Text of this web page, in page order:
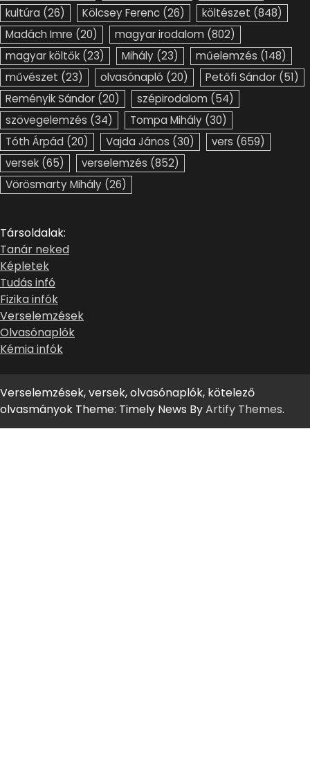
kultúra (26) Kölcsey Ferenc (26) költészet (848)
Madách Imre (20) magyar irodalom (802)
magyar költők (23) Mihály (23) műelemzés (148)
művészet (23) olvasónapló (20) Petőfi Sándor (51)
Reményik Sándor (20) szépirodalom (54)
szövegelemzés (34) Tompa Mihály (30)
Tóth Árpád (20) Vajda János (30) vers (659)
versek (65) verselemzés (852)
Vörösmarty Mihály (26)
Társoldalak:
Tanár neked
Képletek
Tudás infó
Fizika infók
Verselemzések
Olvasónaplók
Kémia infók
Verselemzések, versek, olvasónaplók, kötelező
olvasmányok Theme: Timely News ByArtify Themes.